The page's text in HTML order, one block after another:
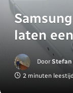
laten
Door Stefan
2 minuten leestijd